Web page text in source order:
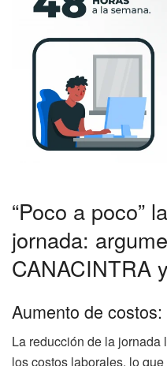
“Poco a poco”
jornada:
CANACINTRA
Aumento de costos:
La reducción de la
los costos laborales, lo